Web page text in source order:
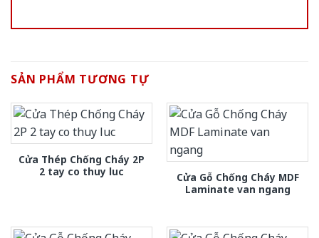
SẢN PHẨM TƯƠNG TỰ
Cửa Thép Chống Cháy 2P
2 tay co thuy luc
Cửa Gỗ Chống Cháy MDF
Laminate van ngang